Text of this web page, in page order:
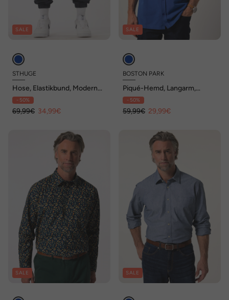
SALE
STHUGE
Hose, Elastikbund, Modern
Fit, 3 Taschen, bis 8 XL
- 50%
69,99€ 34,99€
SALE
BOSTON PARK
Piqué-Hemd, Langarm,
Kentkragen, Comfort Fit, bis
8 XL
- 50%
59,99€ 29,99€
SALE SALE